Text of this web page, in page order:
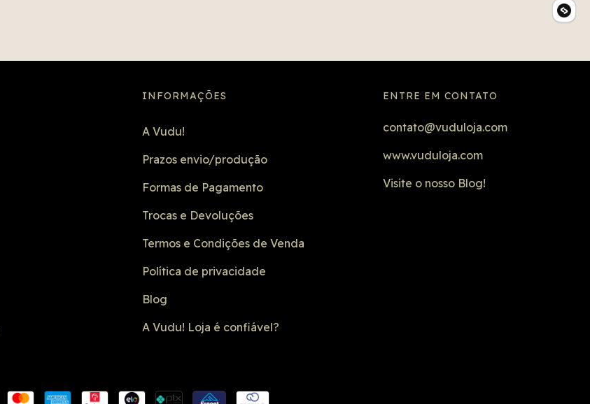
INFORMAÇÕES
A Vudu!
Prazos envio/produção
Formas de Pagamento
Trocas e Devoluções
Termos e Condições de Venda
Política de privacidade
Blog
A Vudu! Loja é confiável?
ENTRE EM CONTATO
contato@vuduloja.com
www.vuduloja.com
Visite o nosso Blog!